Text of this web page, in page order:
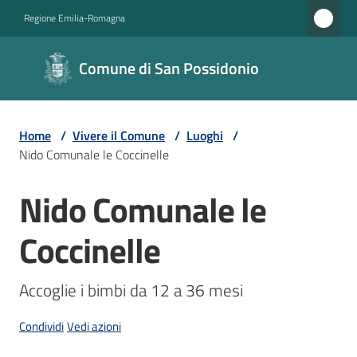
Regione Emilia-Romagna
Comune di San Possidonio
Comune di
San
Possidonio
Novità
Servizi
Vivere
il
Home / Vivere il Comune / Luoghi /
Nido Comunale le Coccinelle
Salta al contenuto
Nido Comunale le
Coccinelle
Accoglie i bimbi da 12 a 36 mesi
CondividiVedi azioni